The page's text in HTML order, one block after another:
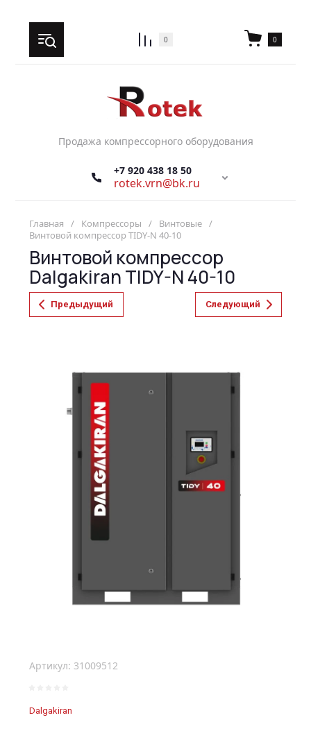
0 0
Продажа компрессорного оборудования
+7 920 438 18 50
rotek.vrn@bk.ru
Главная / Компрессоры / Винтовые /
Винтовой компрессор TIDY-N 40-10
Винтовой компрессор
Dalgakiran TIDY-N 40-10
Предыдущий Следующий
Артикул: 31009512
Dalgakiran